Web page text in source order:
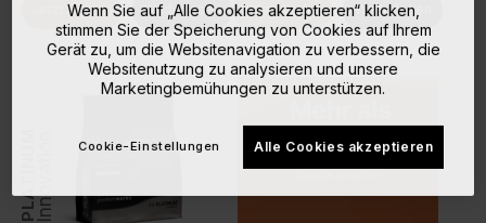
Jetzt Kaufen Weiterlesen Jetzt Kaufen Weiterlesen
PLATINUMInnovation
Wenn Sie auf „Alle Cookies akzeptieren“ klicken,
stimmen Sie der Speicherung von Cookies auf Ihrem
Gerät zu, um die Websitenavigation zu verbessern, die
Websitenutzung zu analysieren und unsere
Marketingbemühungen zu unterstützen.
Alle Cookies akzeptieren
Cookie-Einstellungen